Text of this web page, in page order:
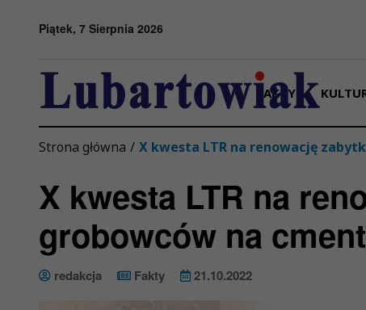
Piątek, 7 Sierpnia 2026
FAKTY
Strona główna / X kwesta LTR na renowację
X kwesta LTR na
grobowców na
redakcja Fakty 21.10.2022